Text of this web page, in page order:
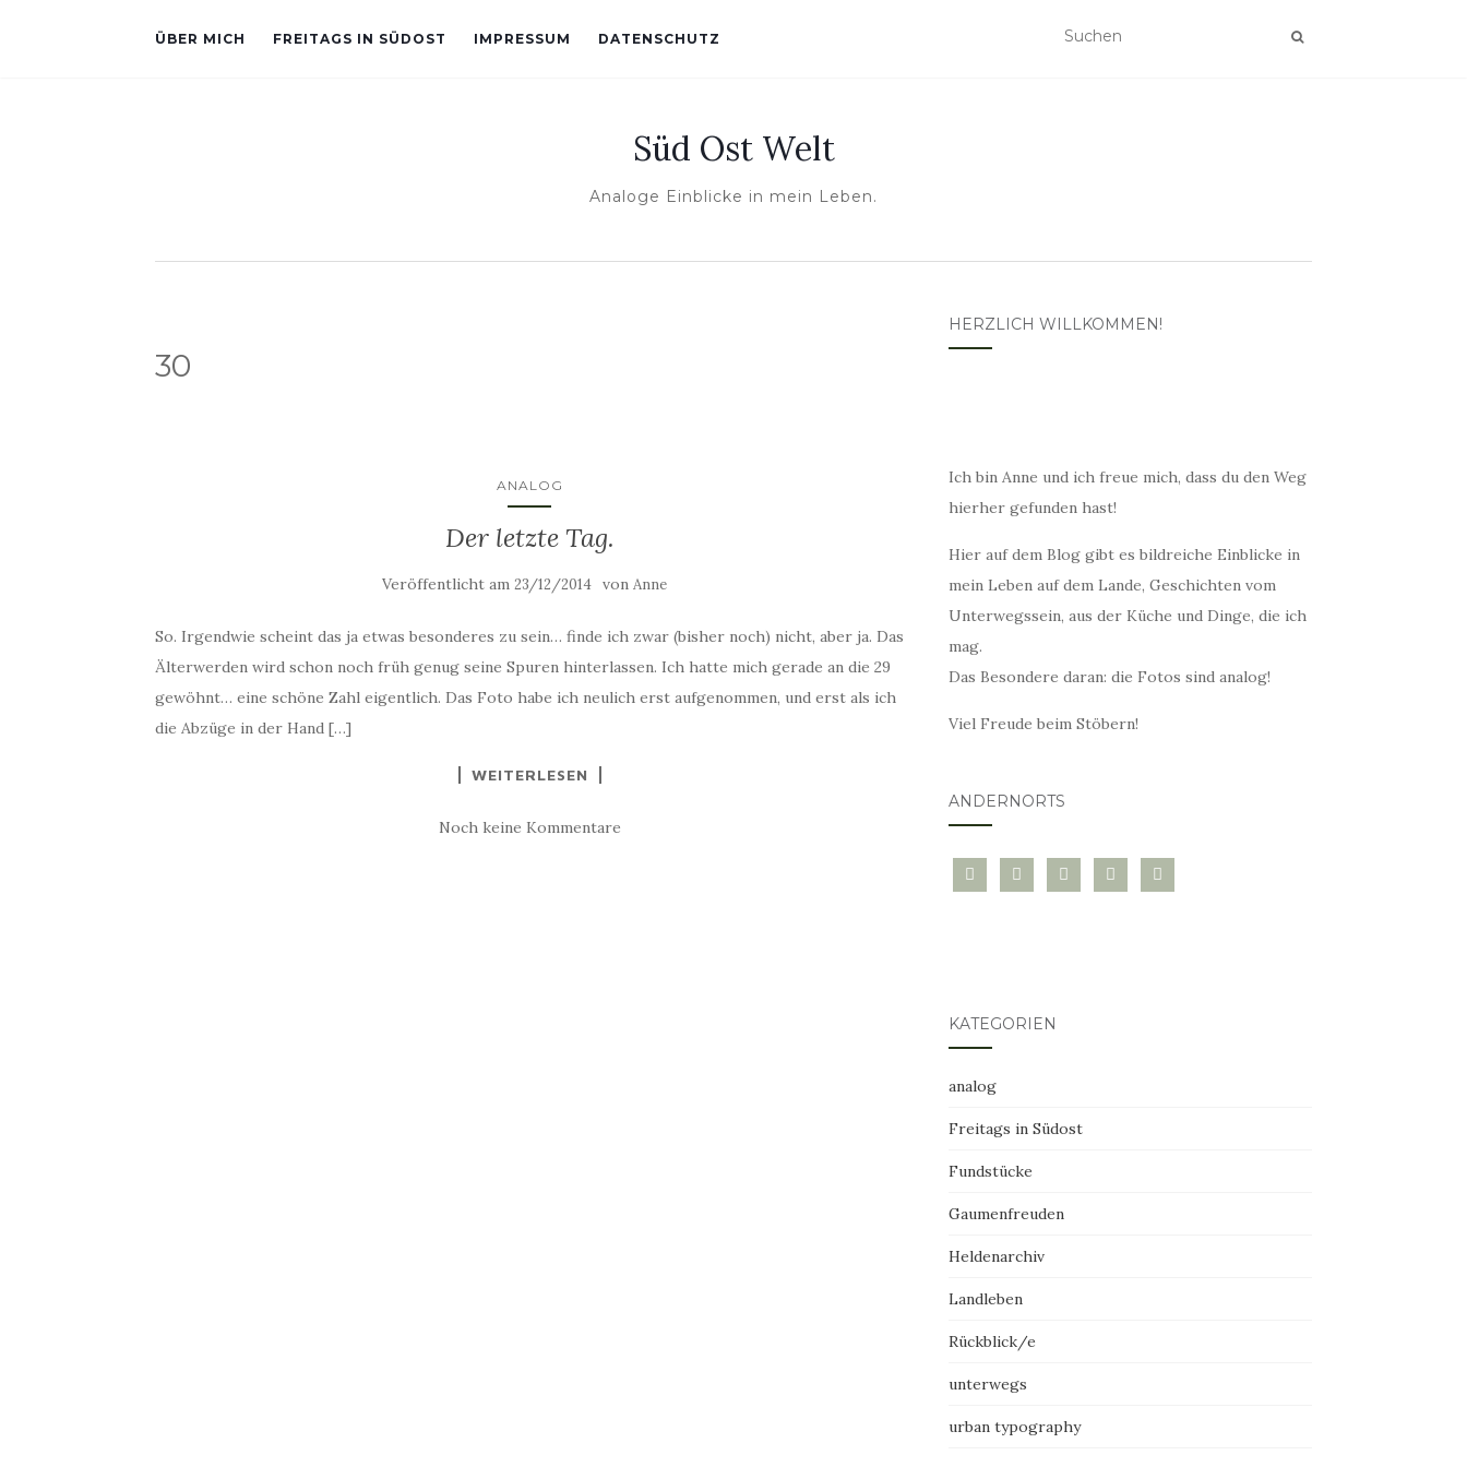
ÜBER MICH FREITAGS IN SÜDOST IMPRESSUM DATENSCHUTZ
Süd Ost Welt
Analoge Einblicke in mein Leben.
30
ANALOG
Der letzte Tag.
Veröffentlicht am 23/12/2014 von Anne
So. Irgendwie scheint das ja etwas besonderes zu sein… finde ich zwar (bisher noch) nicht, aber ja. Das
Älterwerden wird schon noch früh genug seine Spuren hinterlassen. Ich hatte mich gerade an die 29
gewöhnt… eine schöne Zahl eigentlich. Das Foto habe ich neulich erst aufgenommen, und erst als ich
die Abzüge in der Hand […]
WEITERLESEN
Noch keine Kommentare
HERZLICH WILLKOMMEN!
Ich bin Anne und ich freue mich, dass du den Weg
hierher gefunden hast!
Hier auf dem Blog gibt es bildreiche Einblicke in
mein Leben auf dem Lande, Geschichten vom
Unterwegssein, aus der Küche und Dinge, die ich
mag.
Das Besondere daran: die Fotos sind analog!
Viel Freude beim Stöbern!
ANDERNORTS
bloglovininstagramtwitter pinterest
mail
KATEGORIEN
analog
Freitags in Südost
Fundstücke
Gaumenfreuden
Heldenarchiv
Landleben
Rückblick/e
unterwegs
urban typography